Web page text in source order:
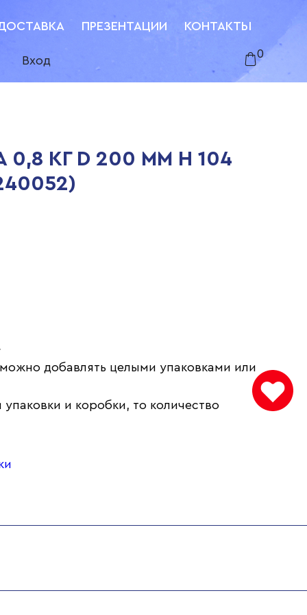
ПРЕЗЕНТАЦИИ
КОНТАКТЫ
Вход
0
КГ D 200 ММ H 104
добавлять целыми упаковками или
и коробки, то количество